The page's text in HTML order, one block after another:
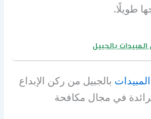
طويلًا.
بالجبيل
بالجبيل من ركن الإبداع
في مجال مكافحة